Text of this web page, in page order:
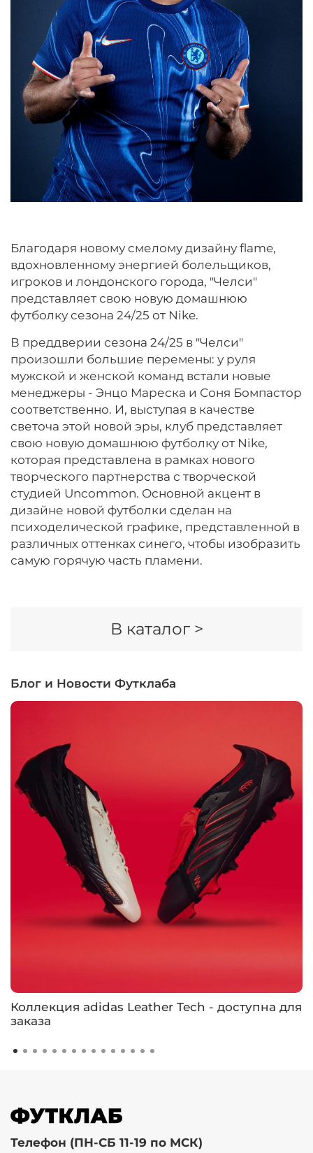
Благодаря новому смелому дизайну flame,
вдохновленному энергией болельщиков,
игроков и лондонского города, "Челси"
представляет свою новую домашнюю
футболку сезона 24/25 от Nike.
В преддверии сезона 24/25 в "Челси"
произошли большие перемены: у руля
мужской и женской команд встали новые
менеджеры - Энцо Мареска и Соня Бомпастор
соответственно. И, выступая в качестве
светоча этой новой эры, клуб представляет
свою новую домашнюю футболку от Nike,
которая представлена в рамках нового
творческого партнерства с творческой
студией Uncommon. Основной акцент в
дизайне новой футболки сделан на
психоделической графике, представленной в
различных оттенках синего, чтобы изобразить
самую горячую часть пламени.
В каталог >
Блог и Новости Футклаба
Коллекция adidas Leather Tech - доступна для
заказа
Телефон (ПН-СБ 11-19 по МСК)